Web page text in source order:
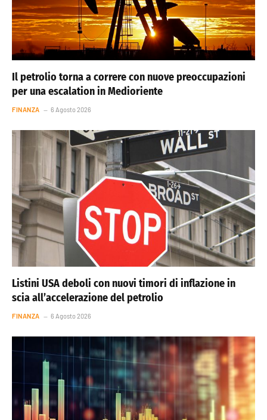
Il petrolio torna a correre con nuove preoccupazioni
per una escalation in Medioriente
FINANZA 6 Agosto 2026
Listini USA deboli con nuovi timori di inflazione in
scia all’accelerazione del petrolio
FINANZA 6 Agosto 2026